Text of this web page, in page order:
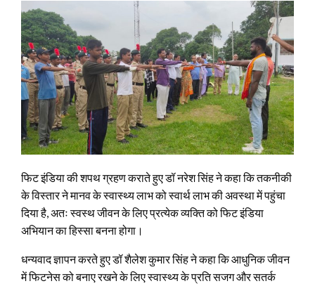
फिट इंडिया की शपथ ग्रहण कराते हुए डॉ नरेश सिंह ने कहा कि तकनीकी
के विस्तार ने मानव के स्वास्थ्य लाभ को स्वार्थ लाभ की अवस्था में पहुंचा
दिया है, अतः स्वस्थ जीवन के लिए प्रत्येक व्यक्ति को फिट इंडिया
अभियान का हिस्सा बनना होगा।
धन्यवाद ज्ञापन करते हुए डॉ शैलेश कुमार सिंह ने कहा कि आधुनिक जीवन
में फिटनेस को बनाए रखने के लिए स्वास्थ्य के प्रति सजग और सतर्क